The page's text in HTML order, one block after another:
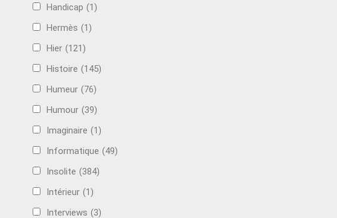
Handicap (1)
Hermès (1)
Hier (121)
Histoire (145)
Humeur (76)
Humour (39)
Imaginaire (1)
Informatique (49)
Insolite (384)
Intérieur (1)
Interviews (3)